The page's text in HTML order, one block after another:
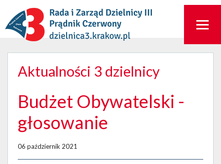
Aktualności 3 dzielnicy
Budżet Obywatelski -
głosowanie
06 październik 2021